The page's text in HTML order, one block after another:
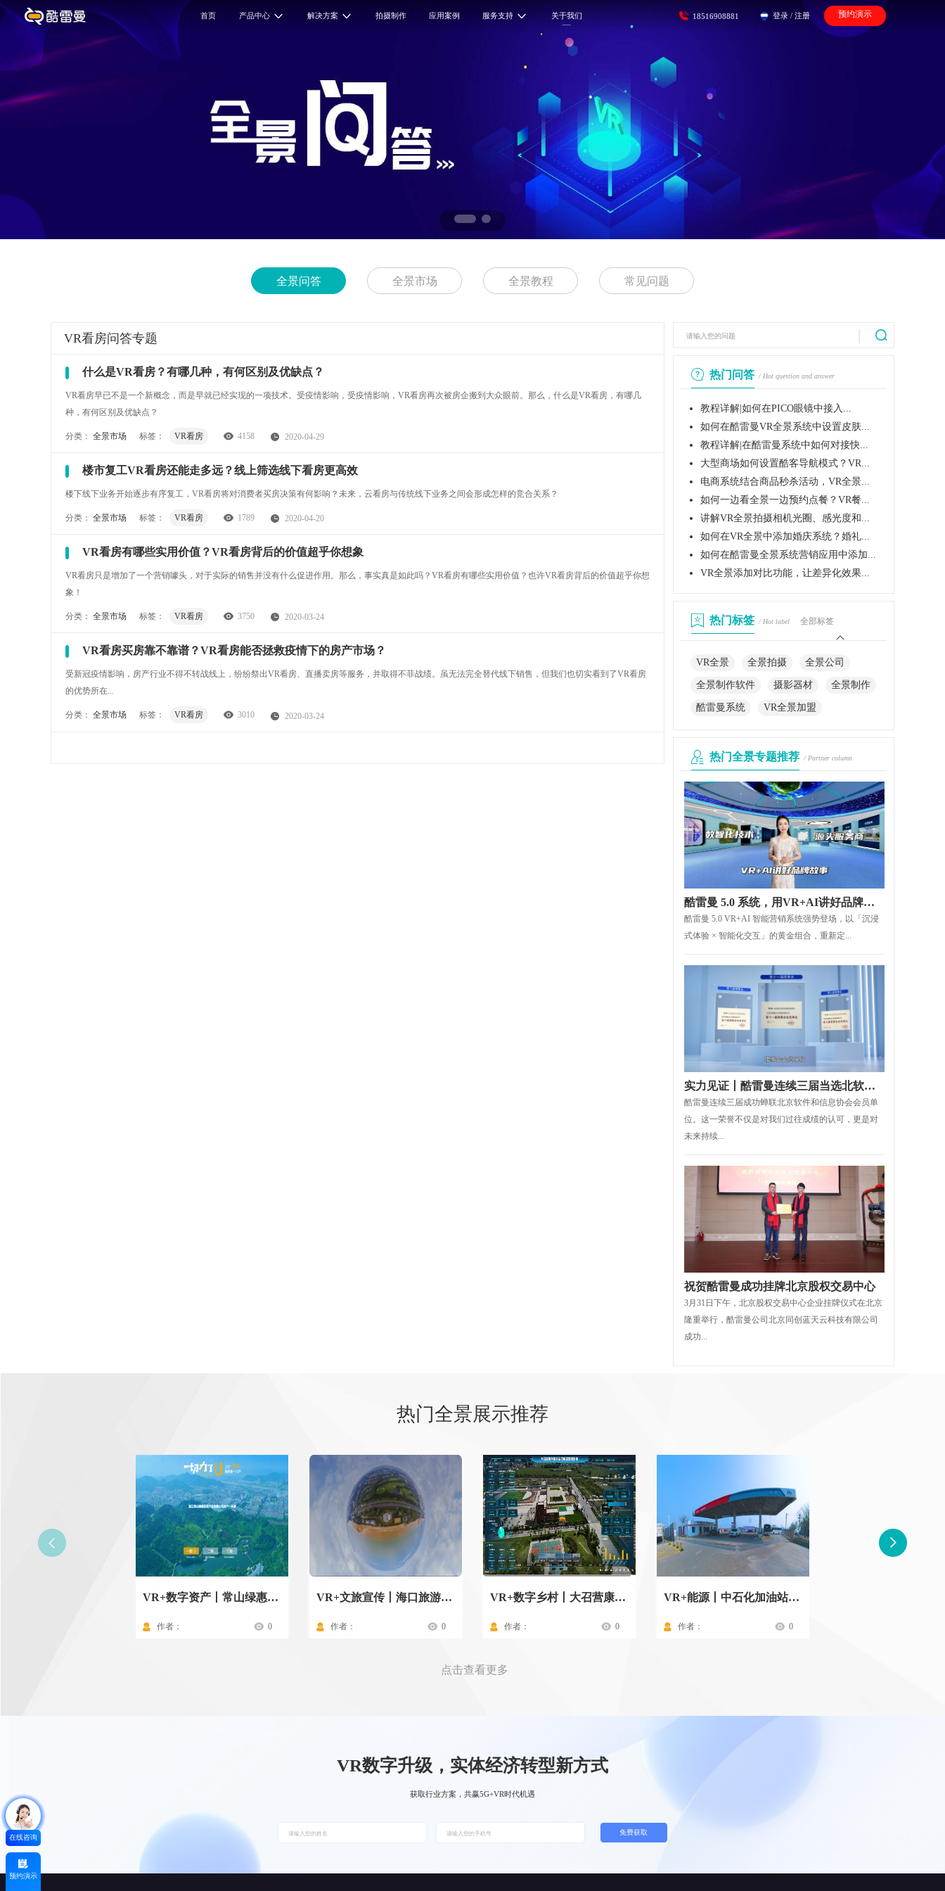
首页 产品中心 解决方案 拍摄制作 应用案例 服务支持 关于我们 18516908881 登录 / 注册 预约演示
全景问答 全景市场 全景教程 常见问题
VR看房问答专题
什么是VR看房？有哪几种，有何区别及优缺点？
VR看房早已不是一个新概念，而是早就已经实现的一项技术。受疫情影响，受疫情影响，VR看房再次被房企搬到大众眼前。那么，什么是VR看房，有哪几
种，有何区别及优缺点？
分类： 全景市场 标签： VR看房 4158 2020-04-29
楼市复工VR看房还能走多远？线上筛选线下看房更高效
楼下线下业务开始逐步有序复工，VR看房将对消费者买房决策有何影响？未来，云看房与传统线下业务之间会形成怎样的竞合关系？
分类： 全景市场 标签： VR看房 1789 2020-04-20
VR看房有哪些实用价值？VR看房背后的价值超乎你想象
VR看房只是增加了一个营销噱头，对于实际的销售并没有什么促进作用。那么，事实真是如此吗？VR看房有哪些实用价值？也许VR看房背后的价值超乎你想
象！
分类： 全景市场 标签： VR看房 3750 2020-03-24
VR看房买房靠不靠谱？VR看房能否拯救疫情下的房产市场？
受新冠疫情影响，房产行业不得不转战线上，纷纷祭出VR看房、直播卖房等服务，并取得不菲战绩。虽无法完全替代线下销售，但我们也切实看到了VR看房
的优势所在...
分类： 全景市场 标签： VR看房 3010 2020-03-24
热门问答 / Hot question and answer
教程详解|如何在PICO眼镜中接入...
如何在酷雷曼VR全景系统中设置皮肤...
教程详解|在酷雷曼系统中如何对接快...
大型商场如何设置酷客导航模式？VR...
电商系统结合商品秒杀活动，VR全景...
如何一边看全景一边预约点餐？VR餐...
讲解VR全景拍摄相机光圈、感光度和...
如何在VR全景中添加婚庆系统？婚礼...
如何在酷雷曼全景系统营销应用中添加...
VR全景添加对比功能，让差异化效果...
热门标签 / Hot label 全部标签
VR全景 全景拍摄 全景公司
全景制作软件 摄影器材 全景制作
酷雷曼系统 VR全景加盟
热门全景专题推荐 / Partner column
酷雷曼 5.0 系统，用VR+AI讲好品牌故事
酷雷曼 5.0 VR+AI 智能营销系统强势登场，以「沉浸
式体验 × 智能化交互」的黄金组合，重新定...
实力见证丨酷雷曼连续三届当选北软协理事会会员单位
酷雷曼连续三届成功蝉联北京软件和信息协会会员单
位。这一荣誉不仅是对我们过往成绩的认可，更是对
未来持续...
祝贺酷雷曼成功挂牌北京股权交易中心
3月31日下午，北京股权交易中心企业挂牌仪式在北京
隆重举行，酷雷曼公司北京同创蓝天云科技有限公司
成功...
热门全景展示推荐
VR+数字资产丨常山绿惠投资资产一本通
作者： 0
VR+文旅宣传丨海口旅游景点
作者： 0
VR+数字乡村丨大召营康养示范村驾驶舱
作者： 0
VR+能源丨中石化加油站标准化操作流程
作者： 0
点击查看更多
在线咨询
预约演示
VR数字升级，实体经济转型新方式
获取行业方案，共赢5G+VR时代机遇
免费获取